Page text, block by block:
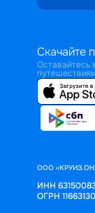
Скачайте
Оставайтесь
путешествиях
ООО
ИНН
ОГРН